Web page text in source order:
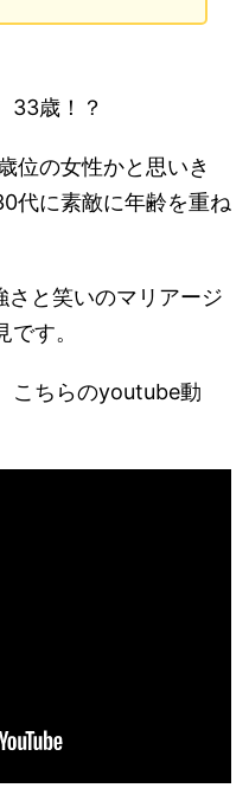
33歳！？
位の女性かと思いき
代に素敵に年齢を重ね
と笑いのマリアージ
す。
こちらのyoutube動